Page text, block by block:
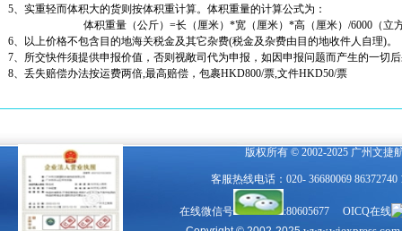
5、实重轻而体积大的货则按体积重计算。体积重量的计算公式为：
体积重量（公斤）=长（厘米）*宽（厘米）*高（厘米）/6000（立方
6、以上价格不包含目的地海关税金及其它杂费(税金及杂费由目的地收件人自理)。
7、所交快件须提供申报价值，否则视敞司代为申报，如因申报问题而产生的一切
8、丢失赔偿办法按运费两倍,最高赔偿，包裹HKD800/票,文件HKD50/票
版权所有 © 2002-2025 广州文捷
客服热线电话：020- 36680069
在线微信号
:80605677 OICQ在线